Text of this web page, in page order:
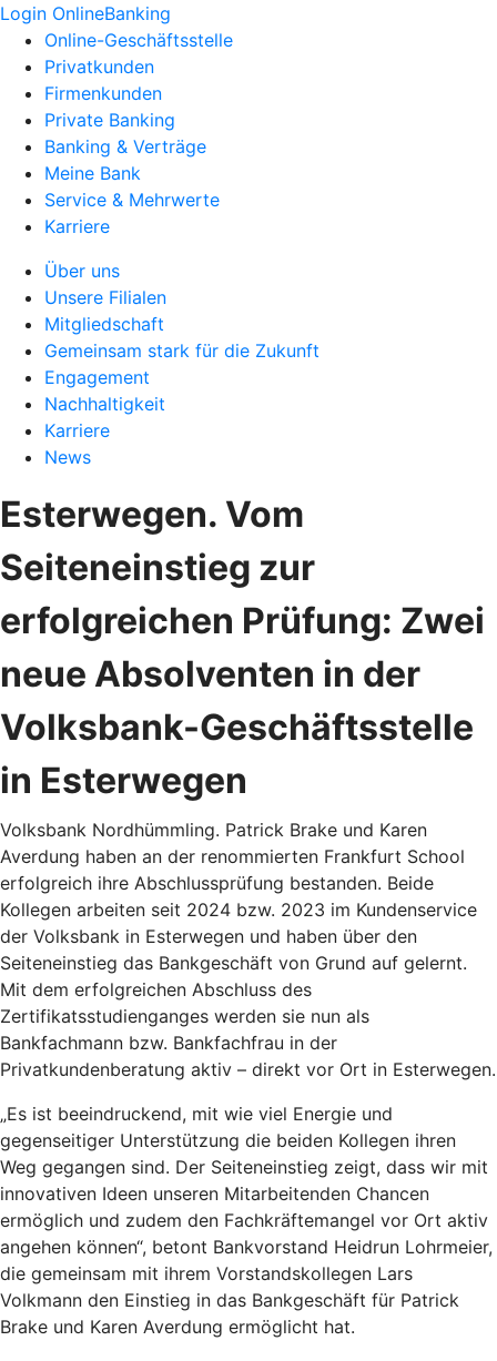
Login OnlineBanking
Online-Geschäftsstelle
Privatkunden
Firmenkunden
Private Banking
Banking & Verträge
Meine Bank
Service & Mehrwerte
Karriere
Über uns
Unsere Filialen
Mitgliedschaft
Gemeinsam stark für die Zukunft
Engagement
Nachhaltigkeit
Karriere
News
Esterwegen. Vom
Seiteneinstieg zur
erfolgreichen Prüfung: Zwei
neue Absolventen in der
Volksbank-Geschäftsstelle
in Esterwegen
Volksbank Nordhümmling. Patrick Brake und Karen
Averdung haben an der renommierten Frankfurt School
erfolgreich ihre Abschlussprüfung bestanden. Beide
Kollegen arbeiten seit 2024 bzw. 2023 im Kundenservice
der Volksbank in Esterwegen und haben über den
Seiteneinstieg das Bankgeschäft von Grund auf gelernt.
Mit dem erfolgreichen Abschluss des
Zertifikatsstudienganges werden sie nun als
Bankfachmann bzw. Bankfachfrau in der
Privatkundenberatung aktiv – direkt vor Ort in Esterwegen.
„Es ist beeindruckend, mit wie viel Energie und
gegenseitiger Unterstützung die beiden Kollegen ihren
Weg gegangen sind. Der Seiteneinstieg zeigt, dass wir mit
innovativen Ideen unseren Mitarbeitenden Chancen
ermöglich und zudem den Fachkräftemangel vor Ort aktiv
angehen können“, betont Bankvorstand Heidrun Lohrmeier,
die gemeinsam mit ihrem Vorstandskollegen Lars
Volkmann den Einstieg in das Bankgeschäft für Patrick
Brake und Karen Averdung ermöglicht hat.